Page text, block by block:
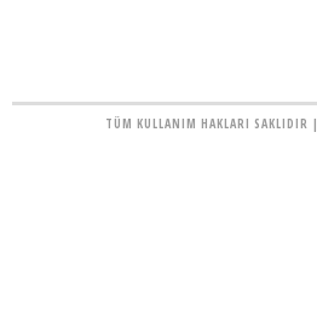
TÜM KULLANIM HAKLARI SAKLIDIR |